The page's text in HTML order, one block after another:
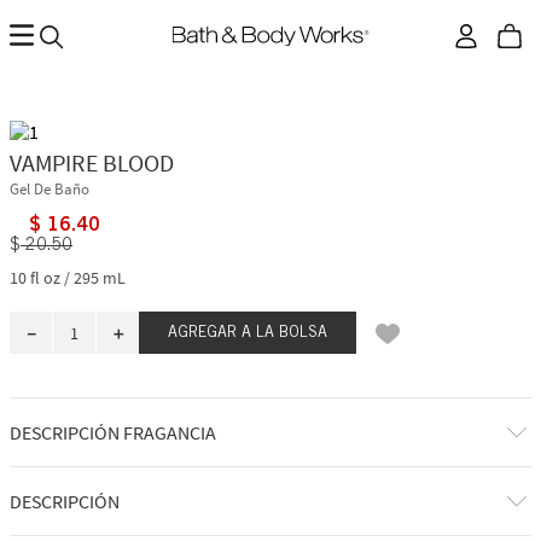
VAMPIRE BLOOD
Gel De Baño
$ 16.40
$ 20.50
10 fl oz / 295 mL
＋
－ AGREGAR A LA BOLSA
DESCRIPCIÓN FRAGANCIA
A qué huele: afrutado, floral y espantoso a partes iguales.
DESCRIPCIÓN